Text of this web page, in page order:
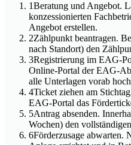
1Beratung und Angebot.
konzessionierten
Angebot erstellen.
2Zählpunkt beantragen.
nach Standort) den
3Registrierung im EAG-
Online-Portal der EAG-
alle Unterlagen vorab
4Ticket ziehen am
EAG-Portal das
5Antrag absenden.
Wochen) den
6Förderzusage abwarten.